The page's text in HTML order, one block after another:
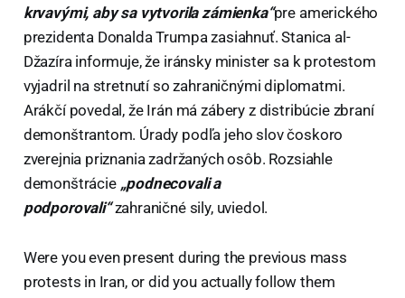
krvavými, aby sa vytvorila zámienka“pre amerického
prezidenta Donalda Trumpa zasiahnuť. Stanica al-
Džazíra informuje, že iránsky minister sa k protestom
vyjadril na stretnutí so zahraničnými diplomatmi.
Arákčí povedal, že Irán má zábery z distribúcie zbraní
demonštrantom. Úrady podľa jeho slov čoskoro
zverejnia priznania zadržaných osôb. Rozsiahle
demonštrácie „podnecovali a
podporovali“zahraničné sily, uviedol.
Were you even present during the previous mass
protests in Iran, or did you actually follow them